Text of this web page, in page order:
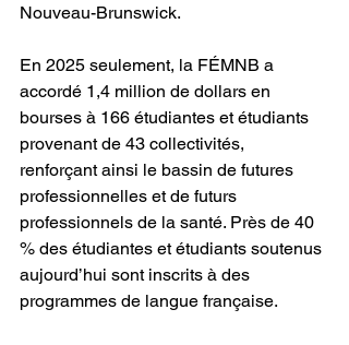
Nouveau-Brunswick.
En 2025 seulement, la FÉMNB a
accordé 1,4 million de dollars en
bourses à 166 étudiantes et étudiants
provenant de 43 collectivités,
renforçant ainsi le bassin de futures
professionnelles et de futurs
professionnels de la santé. Près de 40
% des étudiantes et étudiants soutenus
aujourd’hui sont inscrits à des
programmes de langue française.